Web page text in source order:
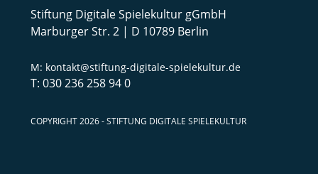
Stiftung Digitale Spielekultur gGmbH
Marburger Str. 2 | D 10789 Berlin
kontakt@stiftung-digitale-spielekultur.de
030 236 258 94 0
COPYRIGHT 2026 - STIFTUNG DIGITALE SPIELEKULTUR